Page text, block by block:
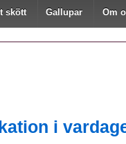
skött Gallupar Om
i